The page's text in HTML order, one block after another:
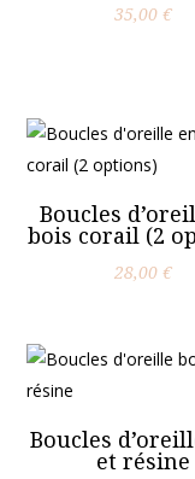
35,00€
Boucles
bois corail (2
28,00€
Boucles
et résine